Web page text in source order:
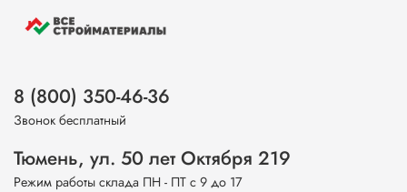
8 (800) 350-46-36
Звонок бесплатный
Тюмень, ул. 50 лет Октября 219
Режим работы склада ПН - ПТ с 9 до 17